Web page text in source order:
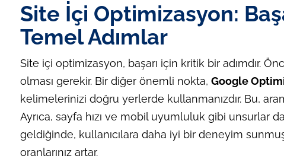
Site İçi Optimizasyon:
Temel Adımlar
Site içi optimizasyon, başarı için kritik bir adımdır.
olması gerekir. Bir diğer önemli nokta, Google
kelimelerinizi doğru yerlerde kullanmanızdır. Bu,
Ayrıca, sayfa hızı ve mobil uyumluluk gibi unsurlar
geldiğinde, kullanıcılara daha iyi bir deneyim
oranlarınız artar.